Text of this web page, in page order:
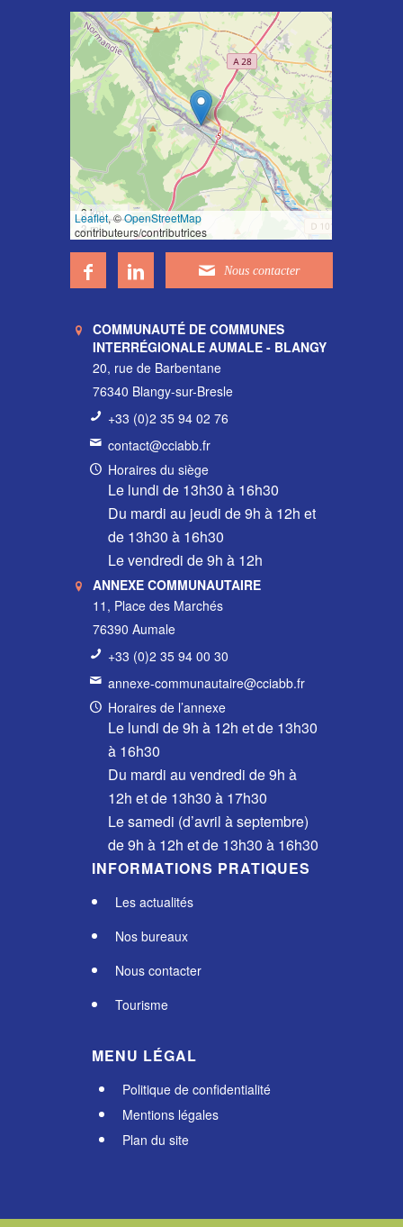
3 km
3 mi
Leaflet, ©OpenStreetMap
contributeurs/contributrices
COMMUNAUTÉ DE COMMUNES
INTERRÉGIONALE AUMALE - BLANGY
20, rue de Barbentane
76340 Blangy-sur-Bresle
+33 (0)2 35 94 02 76
contact@cciabb.fr
Horaires du siège
Le lundi de 13h30 à 16h30
Du mardi au jeudi de 9h à 12h et
de 13h30 à 16h30
Le vendredi de 9h à 12h
ANNEXE COMMUNAUTAIRE
11, Place des Marchés
76390 Aumale
+33 (0)2 35 94 00 30
annexe-communautaire@cciabb.fr
Horaires de l’annexe
Le lundi de 9h à 12h et de 13h30
à 16h30
Du mardi au vendredi de 9h à
12h et de 13h30 à 17h30
Le samedi (d’avril à septembre)
de 9h à 12h et de 13h30 à 16h30
INFORMATIONS PRATIQUES
Les actualités
Nos bureaux
Nous contacter
Tourisme
MENU LÉGAL
Politique de confidentialité
Mentions légales
Plan du site